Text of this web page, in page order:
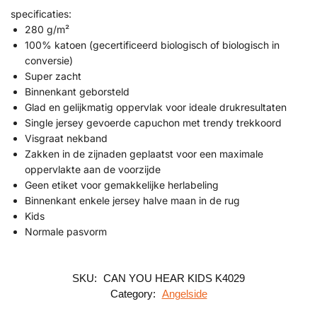
specificaties:
280 g/m²
100% katoen (gecertificeerd biologisch of biologisch in
conversie)
Super zacht
Binnenkant geborsteld
Glad en gelijkmatig oppervlak voor ideale drukresultaten
Single jersey gevoerde capuchon met trendy trekkoord
Visgraat nekband
Zakken in de zijnaden geplaatst voor een maximale
oppervlakte aan de voorzijde
Geen etiket voor gemakkelijke herlabeling
Binnenkant enkele jersey halve maan in de rug
Kids
Normale pasvorm
SKU: CAN YOU HEAR KIDS K4029
Category: Angelside